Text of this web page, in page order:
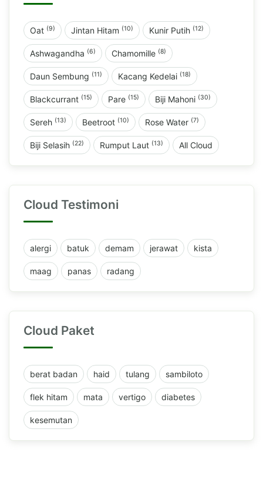
Oat (9) Jintan Hitam (10) Kunir Putih (12)
Ashwagandha (6) Chamomille (8)
Daun Sembung (11) Kacang Kedelai (18)
Blackcurrant (15) Pare (15) Biji Mahoni (30)
Sereh (13) Beetroot (10) Rose Water (7)
Biji Selasih (22) Rumput Laut (13) All Cloud
Cloud Testimoni
alergi batuk demam jerawat kista
maag panas radang
Cloud Paket
berat badan haid tulang sambiloto
flek hitam mata vertigo diabetes
kesemutan